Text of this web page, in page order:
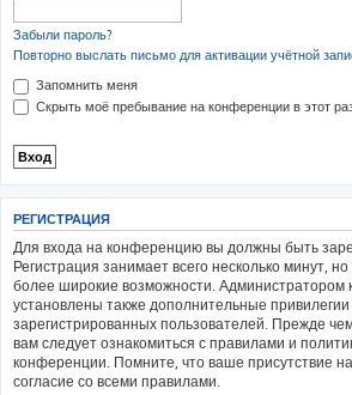
Забыли пароль?
Повторно выслать письмо для активации учётной
Запомнить меня
Скрыть моё пребывание на конференции в этот
РЕГИСТРАЦИЯ
Для входа на конференцию вы должны быть
Регистрация занимает всего несколько минут,
более широкие возможности. Администратором
установлены также дополнительные привилегии
зарегистрированных пользователей. Прежде чем
вам следует ознакомиться с правилами и
конференции. Помните, что ваше присутствие
согласие со всеми правилами.